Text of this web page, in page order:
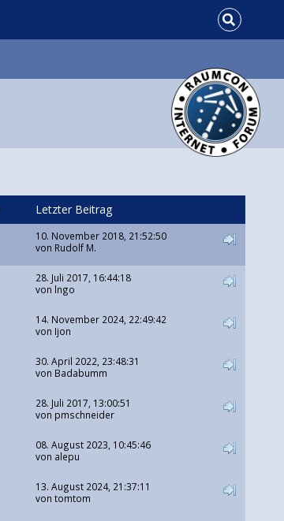
Letzter Beitrag
10. November 2018, 21:52:50
von Rudolf M.
28. Juli 2017, 16:44:18
von lngo
14. November 2024, 22:49:42
von Ijon
30. April 2022, 23:48:31
von Badabumm
28. Juli 2017, 13:00:51
von pmschneider
08. August 2023, 10:45:46
von alepu
13. August 2024, 21:37:11
von tomtom